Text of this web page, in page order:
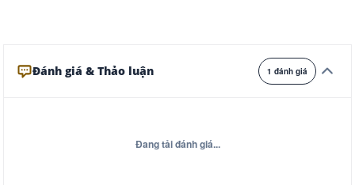
Đánh giá & Thảo luận 1 đánh giá
Đang tải đánh giá...